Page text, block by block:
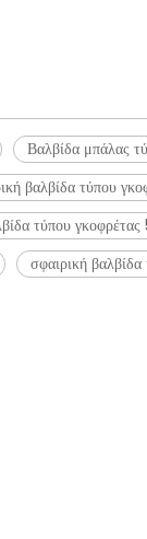
Βαλβίδα μπάλας
βαλβίδα τύπου
τύπου
σφαιρική